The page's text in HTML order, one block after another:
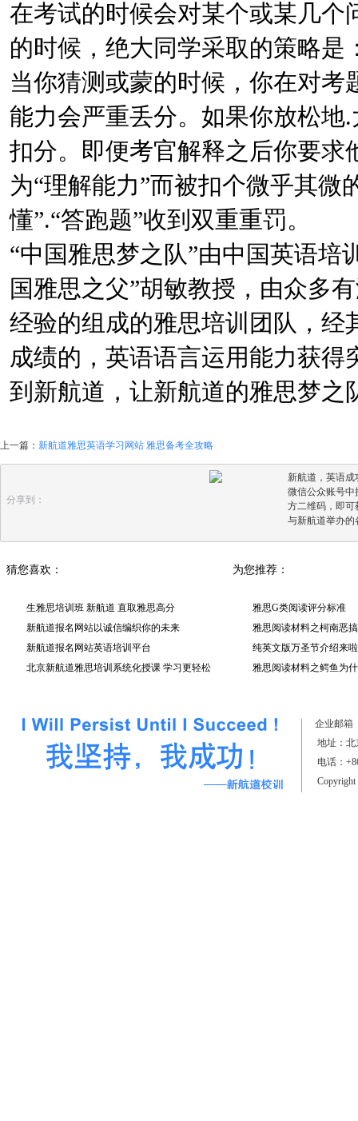
在考试的时候会对某个或某几个
的时候，绝大同学采取的策略是
当你猜测或蒙的时候，你在对
能力会严重丢分。如果你放松地
扣分。即便考官解释之后你要求
为“理解能力”而被扣个微乎其微
懂”.“答跑题”收到双重重罚。
“中国雅思梦之队”由中国英语培
国雅思之父”胡敏教授，由众多
经验的组成的雅思培训团队，经
成绩的，英语语言运用能力获
到新航道，让新航道的雅思梦之
上一篇： 新航道雅思英语学习网站 雅思备考全攻略
分享到：
新航道，英语
微信公众账号中
方二维码，即可
与新航道举办的
猜您喜欢：
生雅思培训班 新航道 直取雅思高分
新航道报名网站以诚信编织你的未来
新航道报名网站英语培训平台
北京新航道雅思培训系统化授课 学习更轻松
为您推荐：
雅思G类阅读评分标准
雅思阅读材料之柯南恶
头台词很搞笑
纯英文版万圣节介绍来
雅思阅读材料之鳄鱼为
企业邮箱
地址：北
电话：